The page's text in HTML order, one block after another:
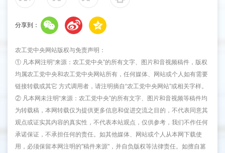
分享到：
农工党中央网站版权与免责声明：
① 凡本网注明“来源：农工党中央”的所有文字、图片和音视频稿件，版权
均属农工党中央和农工党中央网站所有，任何媒体、网站或个人如有需要
链接转载或其它 方式调用者，请注明摘自“农工党中央网站”或相关字样。
② 凡本网未注明“来源：农工党中央”的所有文字、图片和音视频等稿件均
为转载稿，本网转载仅为提供更多信息和促进交流之目的，不代表同意其
观点或证实其内容的真实性，不代表本站观点，仅供参考，我们不作任何
承诺保证，不承担任何的责任。如其他媒体、网站或个人从本网下载使
用，必须保留本网注明的"稿件来源"，并自负版权等法律责任。如擅自篡